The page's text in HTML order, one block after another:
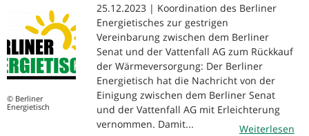
© Berliner
Energietisch
25.12.2023 | Koordination des Berliner
Energietisches zur gestrigen
Vereinbarung zwischen dem Berliner
Senat und der Vattenfall AG zum Rückkauf
der Wärmeversorgung: Der Berliner
Energietisch hat die Nachricht von der
Einigung zwischen dem Berliner Senat
und der Vattenfall AG mit Erleichterung
vernommen. Damit...
Weiterlesen